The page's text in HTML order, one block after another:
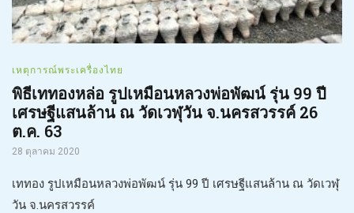
เหตุการณ์พระเครื่องไทย
พิธีเททองหล่อ รูปเหมือนหลวงพ่อพัฒน์ รุ่น 99 ปี
เศรษฐีแสนล้าน ณ วัดเวฬุวัน จ.นครสวรรค์ 26
ต.ค. 63
28 ตุลาคม 2020
เททอง รูปเหมือนหลวงพ่อพัฒน์ รุ่น 99 ปี เศรษฐีแสนล้าน ณ วัดเวฬุ
วัน จ.นครสวรรค์